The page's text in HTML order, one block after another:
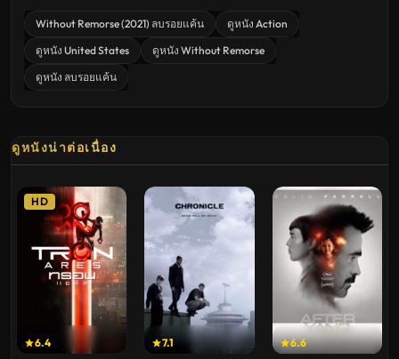
Without Remorse (2021) ลบรอยแค้น
ดูหนัง Action
ดูหนัง United States
ดูหนัง Without Remorse
ดูหนัง ลบรอยแค้น
ดูหนังน่าต่อเนื่อง
6.4
HD
7.1
6.6